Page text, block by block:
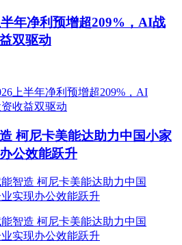
年净利预增超209%，AI战
双驱动
柯尼卡美能达助力中国小家
公效能跃升